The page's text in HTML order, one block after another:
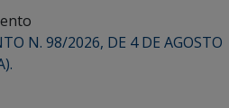
N. 98/2026, DE 4 DE AGOSTO